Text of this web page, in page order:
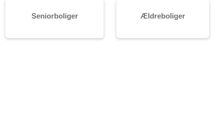
Seniorboliger Ældreboliger